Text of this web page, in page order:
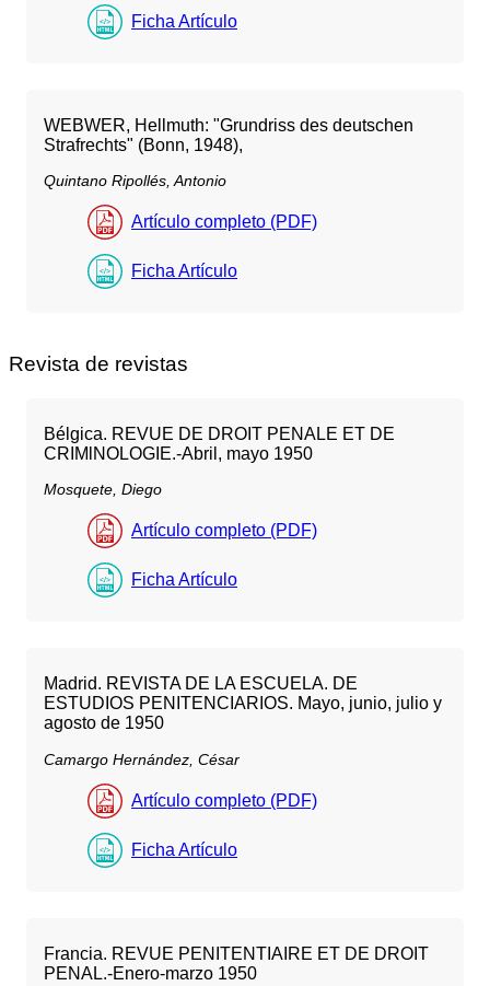
Ficha Artículo
WEBWER, Hellmuth: "Grundriss des deutschen
Strafrechts" (Bonn, 1948),
Quintano Ripollés, Antonio
Artículo completo (PDF)
Ficha Artículo
Revista de revistas
Bélgica. REVUE DE DROIT PENALE ET DE
CRIMlNOLOGIE.-Abril, mayo 1950
Mosquete, Diego
Artículo completo (PDF)
Ficha Artículo
Madrid. REVISTA DE LA ESCUELA. DE
ESTUDIOS PENITENCIARIOS. Mayo, junio, julio y
agosto de 1950
Camargo Hernández, César
Artículo completo (PDF)
Ficha Artículo
Francia. REVUE PENITENTIAIRE ET DE DROIT
PENAL.-Enero-marzo 1950